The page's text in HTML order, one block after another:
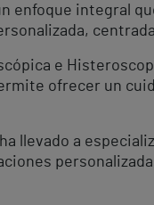
enfoque integral
e
ofrecer un
llevado a